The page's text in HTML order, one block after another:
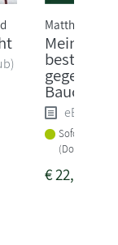
Matthias Riedl
Meine 80
besten
gegen
Bauchfett
eBook
Sofort
(Download)
€22,99